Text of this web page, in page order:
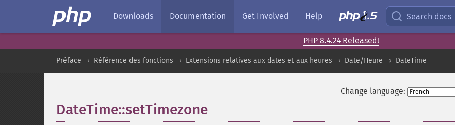
Downloads Documentation Get Involved Help Search docs
PHP 8.4.24 Released!
Préface Référence des fonctions Extensions relatives aux dates et aux heures Date/Heure DateTime
Change language:
DateTime::setTimezone